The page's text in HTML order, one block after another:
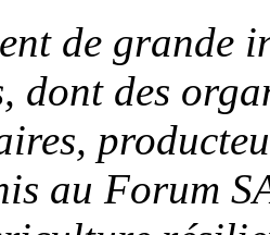
de grande
dont des
au Forum